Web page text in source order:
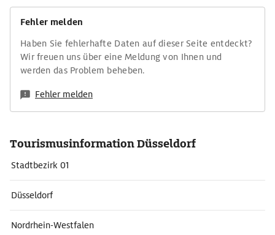
Fehler melden
Haben Sie fehlerhafte Daten auf dieser Seite entdeckt?
Wir freuen uns über eine Meldung von Ihnen und
werden das Problem beheben.
Fehler melden
Tourismusinformation Düsseldorf
Stadtbezirk 01
Düsseldorf
Nordrhein-Westfalen